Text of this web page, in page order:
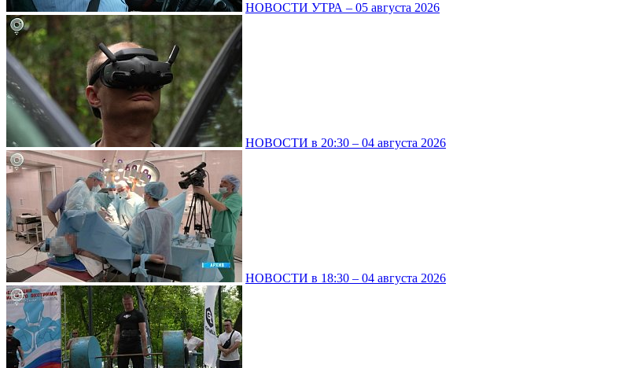
НОВОСТИ УТРА – 05 августа 2026
НОВОСТИ в 20:30 – 04 августа 2026
НОВОСТИ в 18:30 – 04 августа 2026